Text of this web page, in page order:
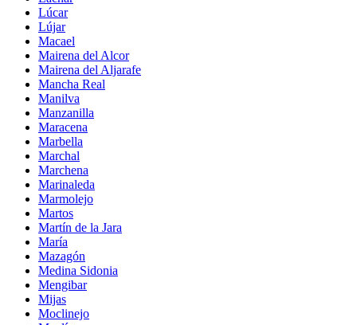
Lúcar
Lújar
Macael
Mairena del Alcor
Mairena del Aljarafe
Mancha Real
Manilva
Manzanilla
Maracena
Marbella
Marchal
Marchena
Marinaleda
Marmolejo
Martos
Martín de la Jara
María
Mazagón
Medina Sidonia
Mengibar
Mijas
Moclinejo